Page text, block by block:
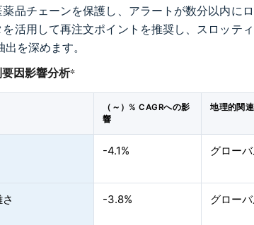
品チェーンを保護し、アラートが数分以内に
活用して再注文ポイントを推奨し、スロッテ
を深めます。
因影響分析*
（～）% CAGRへの影
響
地理的関
-4.1% グロー
-3.8% グロー